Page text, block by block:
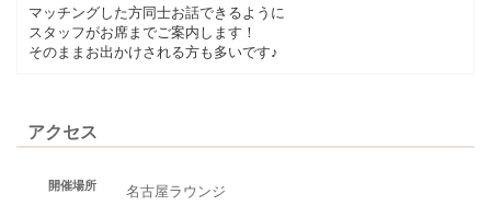
マッチングした方同士お話できるように
スタッフがお席までご案内します！
そのままお出かけされる方も多いです♪
アクセス
開催場所
名古屋ラウンジ